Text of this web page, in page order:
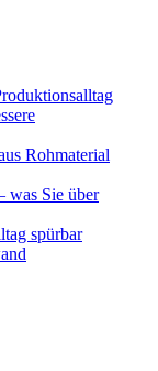
Rohmaterial
was Sie über
spürbar